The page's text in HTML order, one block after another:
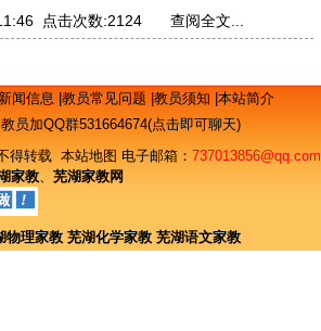
点击次数:2124 查阅全文...
新闻信息 教员常见问题 教员须知 本站简介
教员加QQ群531664674(点击即可聊天)
得转载 本站地图 电子邮箱： 737013856@qq.com
家教、 芜湖家教网
物理家教 芜湖化学家教 芜湖语文家教